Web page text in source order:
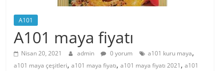
A101
A101 maya fiyatı
Nisan 20, 2021 admin 0 yorum a101 kuru maya,
a101 maya çeşitleri,a101 maya fiyatı,a101 maya fiyatı 2021,a101